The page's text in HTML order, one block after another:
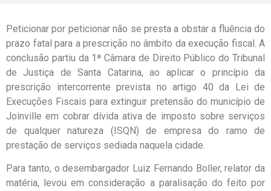
Peticionar por peticionar não se presta a obstar a fluência do
prazo fatal para a prescrição no âmbito da execução fiscal. A
conclusão partiu da 1ª Câmara de Direito Público do Tribunal
de Justiça de Santa Catarina, ao aplicar o princípio da
prescrição intercorrente prevista no artigo 40 da Lei de
Execuções Fiscais para extinguir pretensão do município de
Joinville em cobrar dívida ativa de imposto sobre serviços
de qualquer natureza (ISQN) de empresa do ramo de
prestação de serviços sediada naquela cidade.
Para tanto, o desembargador Luiz Fernando Boller, relator da
matéria, levou em consideração a paralisação do feito por